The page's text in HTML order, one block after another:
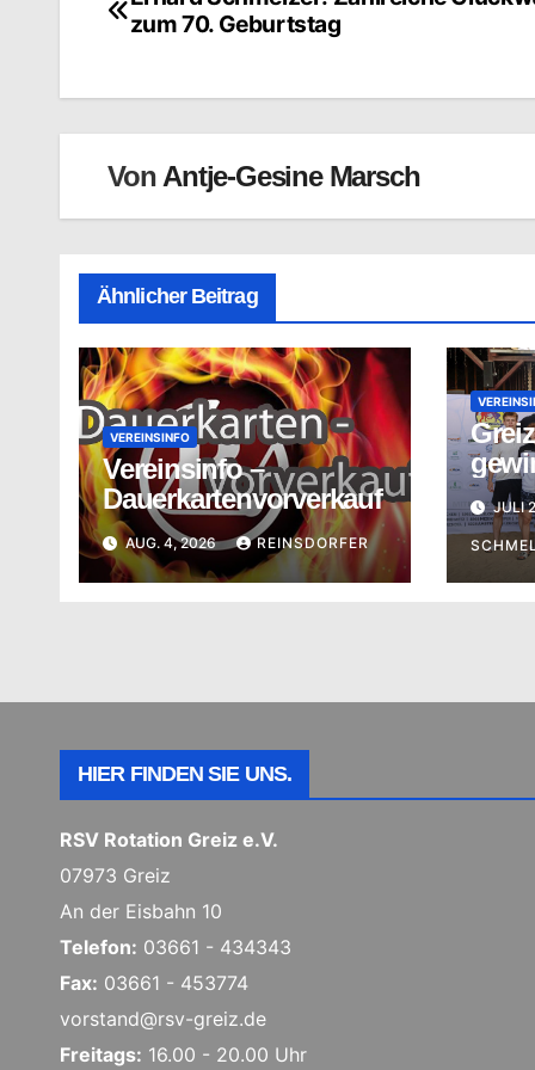
zum 70. Geburtstag
VonAntje-Gesine Marsch
Ähnlicher Beitrag
VEREINSINFO
Vereinsinfo –
Dauerkartenvorverkauf
AUG. 4, 2026 REINSDORFER
beiJULI
HIER FINDEN SIE UNS.
RSV Rotation Greiz e.V.
07973 Greiz
An der Eisbahn 10
Telefon: 03661 - 434343
Fax: 03661 - 453774
vorstand@rsv-greiz.de
Freitags: 16.00 - 20.00 Uhr